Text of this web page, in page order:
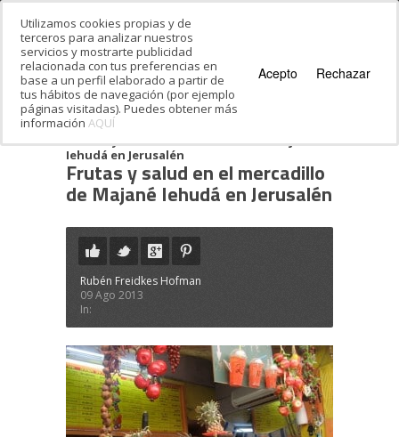
Estás en:
Frutas y salud en el mercadillo de Majané
Iehudá en Jerusalén
Frutas y salud en el mercadillo
de Majané Iehudá en Jerusalén
Rubén Freidkes Hofman
09 Ago 2013
In:
Utilizamos cookies propias y de
terceros para analizar nuestros
servicios y mostrarte publicidad
relacionada con tus preferencias en
base a un perfil elaborado a partir de
tus hábitos de navegación (por ejemplo
páginas visitadas). Puedes obtener más
información AQUÍ
Acepto Rechazar